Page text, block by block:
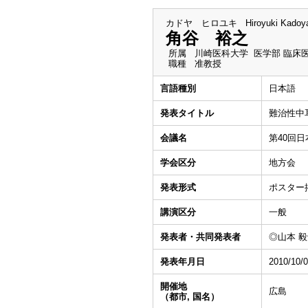
カドヤ ヒロユキ Hiroyuki
角谷 裕之
所属
川崎医科大学 医学部 臨床
職種
准教授
言語種別 日本語
発表タイトル 難治性中
会議名 第40回日
学会区分 地方会
発表形式 ポスター
講演区分 一般
発表者・共同発表者 ◎山本 毅
発表年月日 2010/10/
開催地
（都市, 国名）
広島